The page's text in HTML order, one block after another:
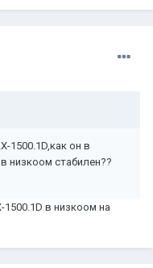
1500.1D,как он в
низкоом стабилен??
1500.1D в низкоом на